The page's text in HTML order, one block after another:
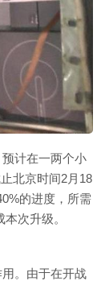
预计在一两个小
北京时间2月18
的进度，所需
次升级。
。由于在开战